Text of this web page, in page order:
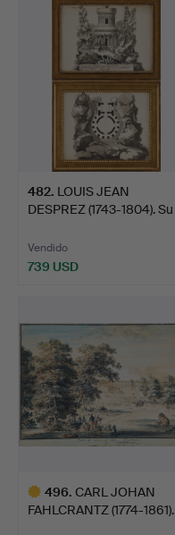
seleccionado
482. LOUIS JEAN
DESPREZ (1743-1804). Su
Vendido
739 USD
496. CARL JOHAN
FAHLCRANTZ (1774-1861).